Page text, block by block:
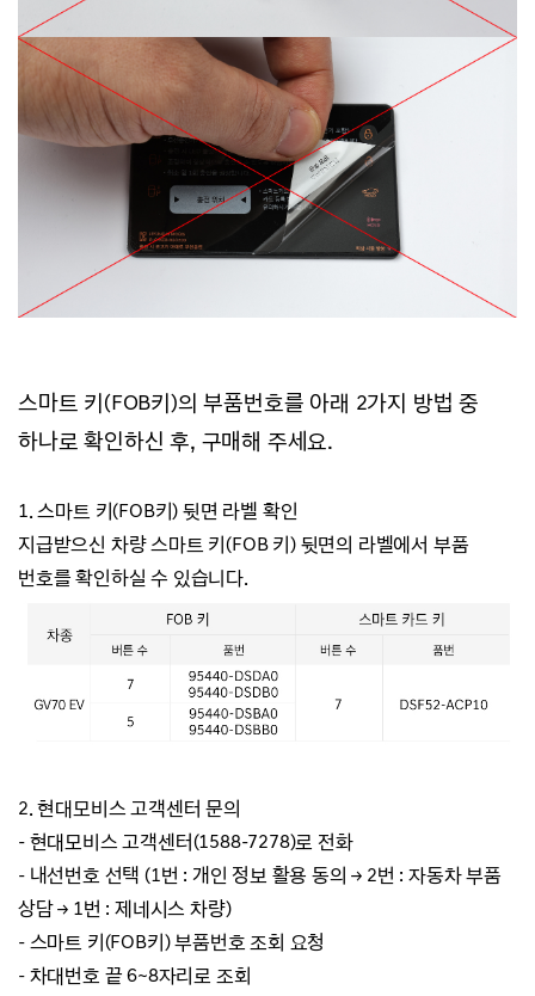
스마트 키(FOB키)의 부품번호를 아래 2가지 방법 중
하나로 확인하신 후, 구매해 주세요.
1.스마트 키(FOB키) 뒷면 라벨 확인
지급받으신 차량 스마트 키(FOB 키) 뒷면의 라벨에서 부품
번호를 확인하실 수 있습니다.
2. 현대모비스 고객센터 문의
- 현대모비스 고객센터(1588-7278)로 전화
- 내선번호 선택(1번 : 개인 정보 활용 동의→ 2번 : 자동차 부품
상담→ 1번 : 제네시스 차량)
- 스마트 키(FOB키) 부품번호 조회 요청
- 차대번호 끝 6~8자리로 조회